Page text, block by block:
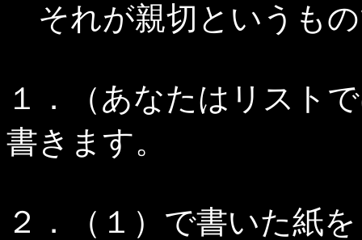
それが親切というも
１．（あなたはリスト
書きます。
２．（１）で書いた紙